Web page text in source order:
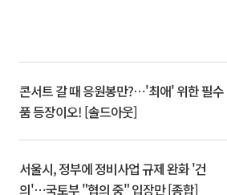
콘서트 갈 때 응원봉만?⋯'최애' 위한 필수
품 등장이오! [솔드아웃]
서울시, 정부에 정비사업 규제 완화 '건
의'⋯국토부 "협의 중" 입장만 [종합]